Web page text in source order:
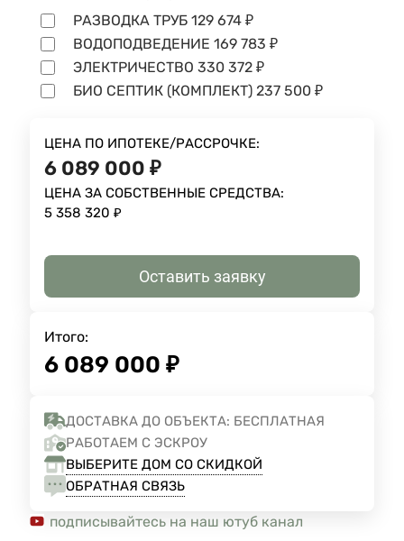
РАЗВОДКА ТРУБ 129 674 ₽
ВОДОПОДВЕДЕНИЕ 169 783 ₽
ЭЛЕКТРИЧЕСТВО 330 372 ₽
БИО СЕПТИК (КОМПЛЕКТ) 237 500 ₽
ЦЕНА ПО ИПОТЕКЕ/РАССРОЧКЕ:
6 089 000 ₽
ЦЕНА ЗА СОБСТВЕННЫЕ СРЕДСТВА:
5 358 320 ₽
Оставить заявку
Итого:
6 089 000 ₽
ДОСТАВКА ДО ОБЪЕКТА: БЕСПЛАТНАЯ
РАБОТАЕМ С ЭСКРОУ
ВЫБЕРИТЕ ДОМ СО СКИДКОЙ
ОБРАТНАЯ СВЯЗЬ
подписывайтесь на наш ютуб канал